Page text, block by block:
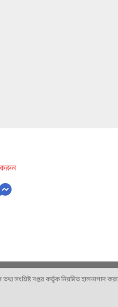
করুন
সংশ্লিষ্ট দপ্তর কর্তৃক নিয়মিত হালনাগাদ করা